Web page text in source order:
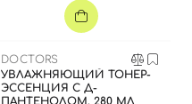
DOCTORS
УВЛАЖНЯЮЩИЙ ТОНЕР-
ЭССЕНЦИЯ С Д-
ПАНТЕНОЛОМ, 280 МЛ